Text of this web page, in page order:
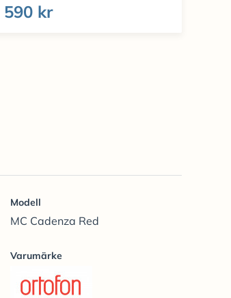
590 kr
Modell
MC Cadenza Red
Varumärke